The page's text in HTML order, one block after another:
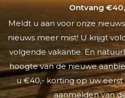
Ontvang
Meldt u aan voor onze
nieuws meer mist! U krijgt
volgende vakantie. En
hoogte van de nieuwe
u €40,- korting op uw
aanmelden van